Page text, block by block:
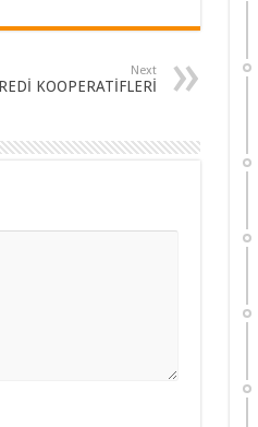
Next
KOOPERATİFLERİ